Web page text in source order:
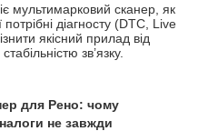
мультимарковий сканер, як
діагносту (DTC, Live
якісний прилад від
зв’язку.
для Рено: чому
не завжди